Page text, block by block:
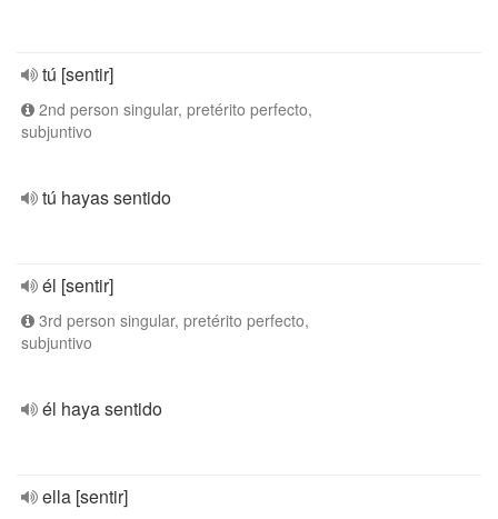
tú [sentir]
2nd person singular, pretérito perfecto,
subjuntivo
tú hayas sentido
él [sentir]
3rd person singular, pretérito perfecto,
subjuntivo
él haya sentido
ella [sentir]